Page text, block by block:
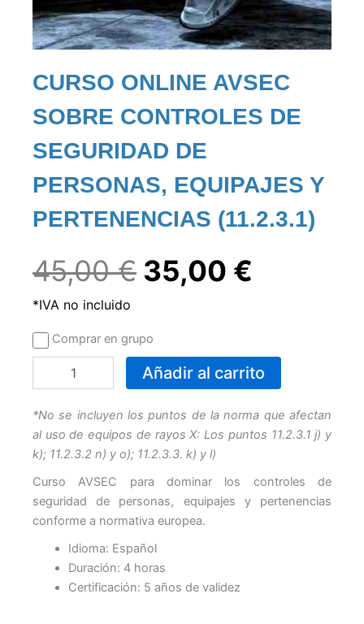
CURSO ONLINE AVSEC
SOBRE CONTROLES DE
SEGURIDAD DE
PERSONAS, EQUIPAJES Y
PERTENENCIAS (11.2.3.1)
45,00€ El
original
era:
45,00 €.
35,00 €
actual
es:
*IVA no incluido
Comprar en grupo
online
AVSEC
controles
de
de
personas,
equipajes
y
pertenencias
(11.2.3.1)
Añadir al carrito
*No se incluyen los puntos de la norma que afectan
al uso de equipos de rayos X: Los puntos 11.2.3.1 j) y
k); 11.2.3.2 n) y o); 11.2.3.3. k) y l)
Curso AVSEC para dominar los controles de
seguridad de personas, equipajes y pertenencias
conforme a normativa europea.
Idioma: Español
Duración: 4 horas
Certificación: 5 años de validez